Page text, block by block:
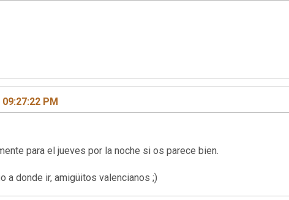
PM
para el jueves por la noche si os parece bien.
a donde ir, amigüitos valencianos ;)